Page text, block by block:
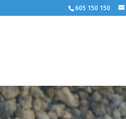
605 150 150